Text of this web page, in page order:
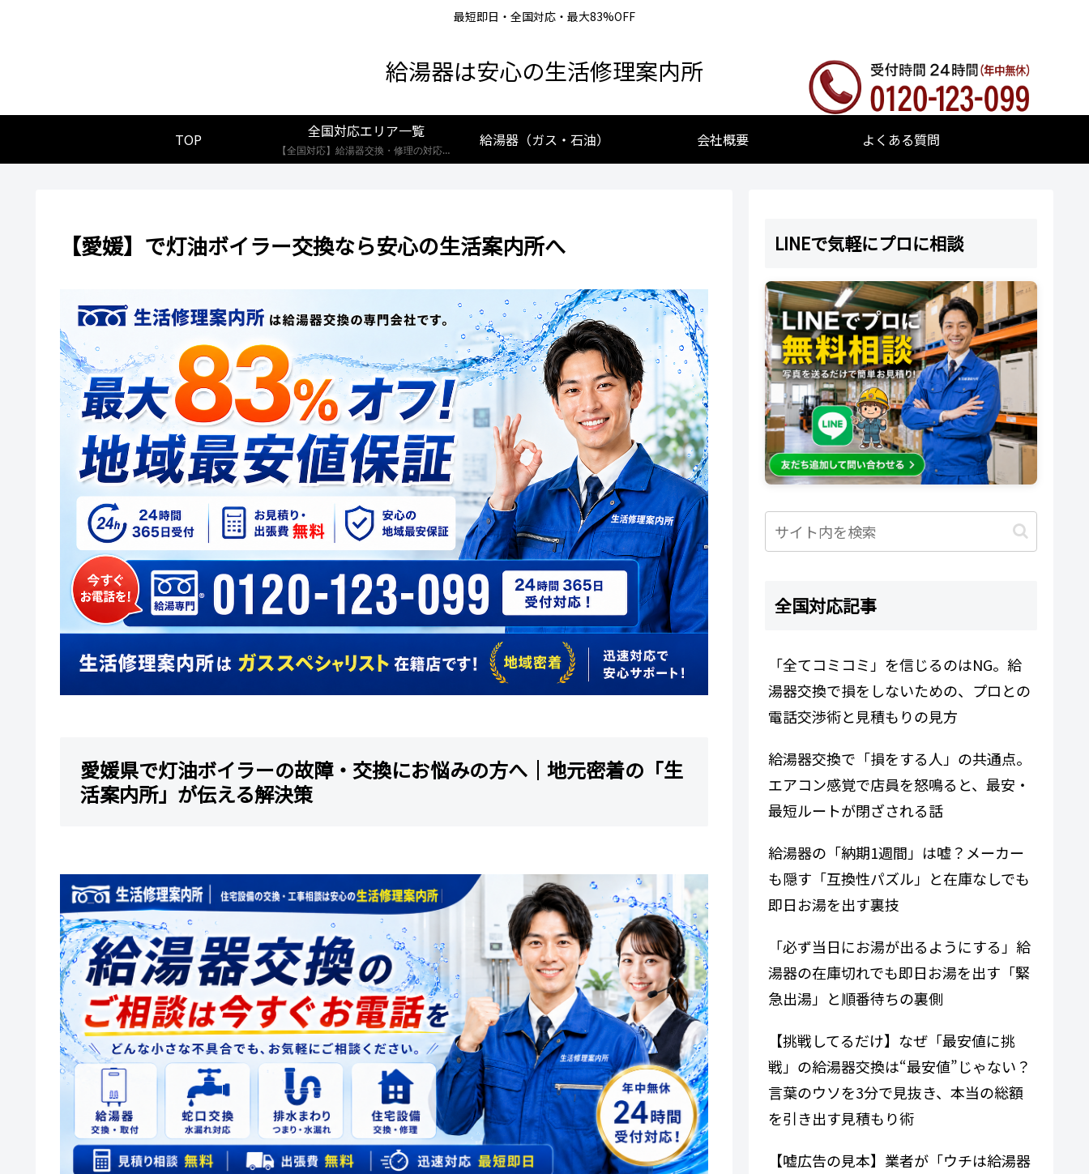
最短即日・全国対応・最大83%OFF
給湯器は安心の生活修理案内所
TOP 全国対応エリア一覧
【全国対応】給湯器交換・修理の対応エリア一覧。北海道から沖縄まで、創業25年の実績あるプロが最短即日で駆けつけます。リンナイ・ノーリツ・パロマなど全メーカー対応。お住まいの地域の施工事例や費用相場をご確認いただけます。
給湯器（ガス・石油） 会社概要 よくある質問
【愛媛】で灯油ボイラー交換なら安心の生活案内所へ
愛媛県で灯油ボイラーの故障・交換にお悩みの方へ｜地元密着の「生
活案内所」が伝える解決策
LINEで気軽にプロに相談
全国対応記事
「全てコミコミ」を信じるのはNG。給
湯器交換で損をしないための、プロとの
電話交渉術と見積もりの見方
給湯器交換で「損をする人」の共通点。
エアコン感覚で店員を怒鳴ると、最安・
最短ルートが閉ざされる話
給湯器の「納期1週間」は嘘？メーカー
も隠す「互換性パズル」と在庫なしでも
即日お湯を出す裏技
「必ず当日にお湯が出るようにする」給
湯器の在庫切れでも即日お湯を出す「緊
急出湯」と順番待ちの裏側
【挑戦してるだけ】なぜ「最安値に挑
戦」の給湯器交換は“最安値”じゃない？
言葉のウソを3分で見抜き、本当の総額
を引き出す見積もり術
【嘘広告の見本】業者が「ウチは給湯器